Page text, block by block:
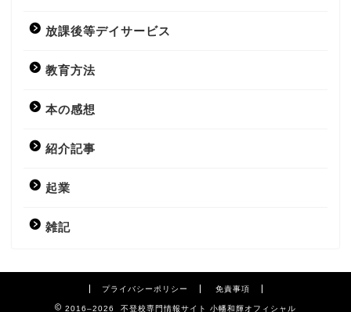
放課後等デイサービス
教育方法
本の感想
紹介記事
起業
雑記
プライバシーポリシー 免責事項
2016–2026 不登校専門情報サイト 小幡和輝オフィシャル